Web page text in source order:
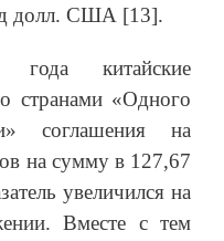
долл. США [13].
китайские
странами «Одного
соглашения на
на сумму в 127,67
увеличился на
Вместе с тем